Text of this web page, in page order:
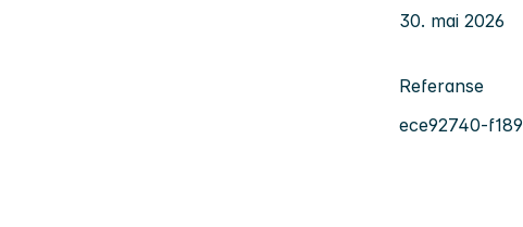
30. mai 2026
Referanse
ece92740-